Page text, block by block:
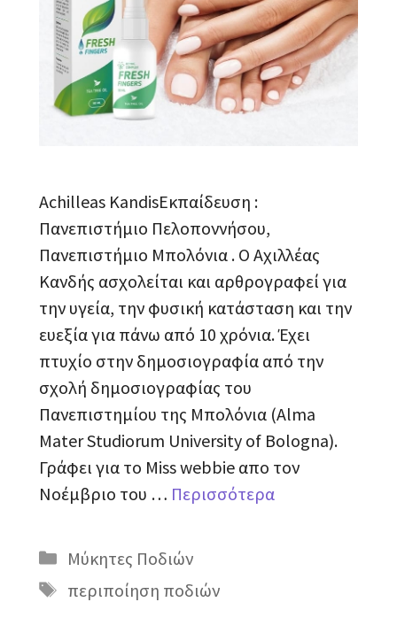
Achilleas KandisΕκπαίδευση :
Πανεπιστήμιο Πελοποννήσου,
Πανεπιστήμιο Μπολόνια . Ο Αχιλλέας
Κανδής ασχολείται και αρθρογραφεί για
την υγεία, την φυσική κατάσταση και την
ευεξία για πάνω από 10 χρόνια. Έχει
πτυχίo στην δημοσιογραφία από την
σχολή δημοσιογραφίας του
Πανεπιστημίου της Μπολόνια (Alma
Mater Studiorum University of Bologna).
Γράφει για το Miss webbie απο τον
Νοέμβριο του … Περισσότερα
Κατηγορίες
Μύκητες Ποδιών
Ετικέτες
περιποίηση ποδιών